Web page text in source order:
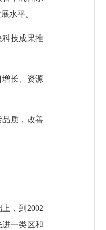
水平。
技成果推
长、资源
质，改善
，到2002
一类区和